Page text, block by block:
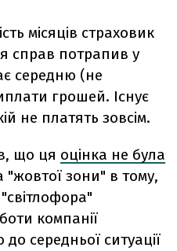
місяців страховик
справ потрапив у
середню (не
грошей. Існує
не платять зовсім.
що ця оцінка не була
"жовтої зони" в тому,
компанії
середньої ситуації